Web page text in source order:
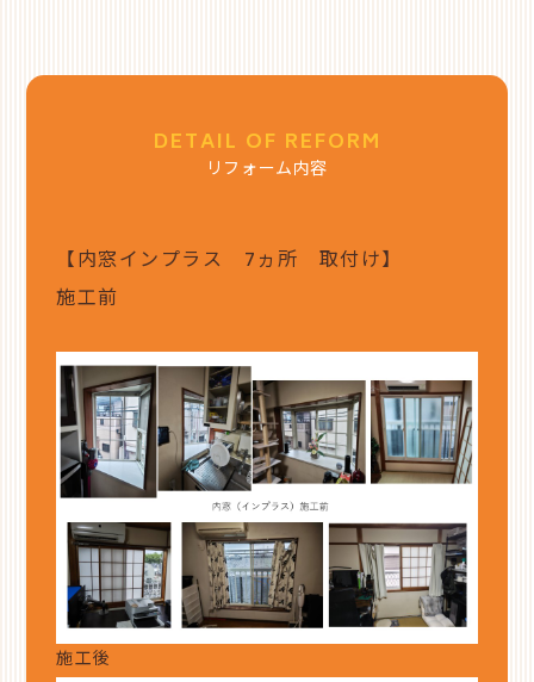
DETAIL OF REFORM
リフォーム内容
【内窓インプラス 7ヵ所 取付け】
施工前
施工後